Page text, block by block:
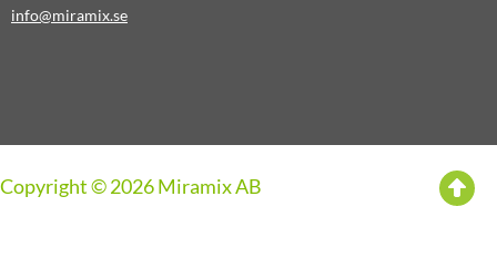
info@miramix.se
Copyright © 2026 Miramix AB